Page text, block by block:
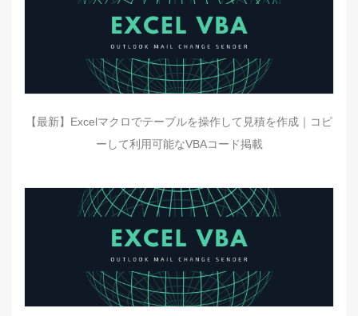
【最新】Excelマクロでテーブルを操作して見積を作成｜コピ
ーして利用可能なVBAコード掲載